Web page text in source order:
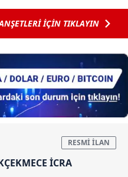
İÇİN TIKLAYIN
İCRA